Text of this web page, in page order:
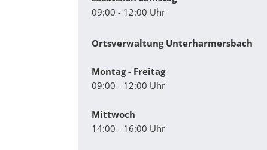
09:00 - 12:00 Uhr
Ortsverwaltung Unterharmersbach
Montag - Freitag
09:00 - 12:00 Uhr
Mittwoch
14:00 - 16:00 Uhr